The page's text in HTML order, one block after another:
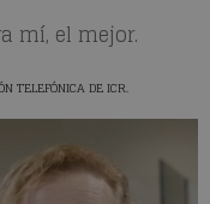
mí, el mejor.
TELEFÓNICA DE ICR.